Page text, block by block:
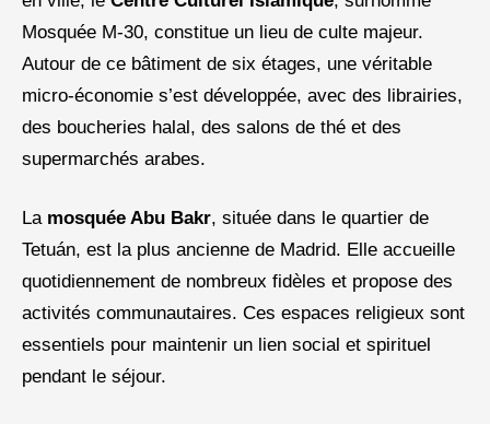
Mosquée M-30, constitue un lieu de culte majeur.
Autour de ce bâtiment de six étages, une véritable
micro-économie s’est développée, avec des librairies,
des boucheries halal, des salons de thé et des
supermarchés arabes.
La mosquée Abu Bakr, située dans le quartier de
Tetuán, est la plus ancienne de Madrid. Elle accueille
quotidiennement de nombreux fidèles et propose des
activités communautaires. Ces espaces religieux sont
essentiels pour maintenir un lien social et spirituel
pendant le séjour.